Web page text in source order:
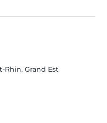
Rhin, Grand Est